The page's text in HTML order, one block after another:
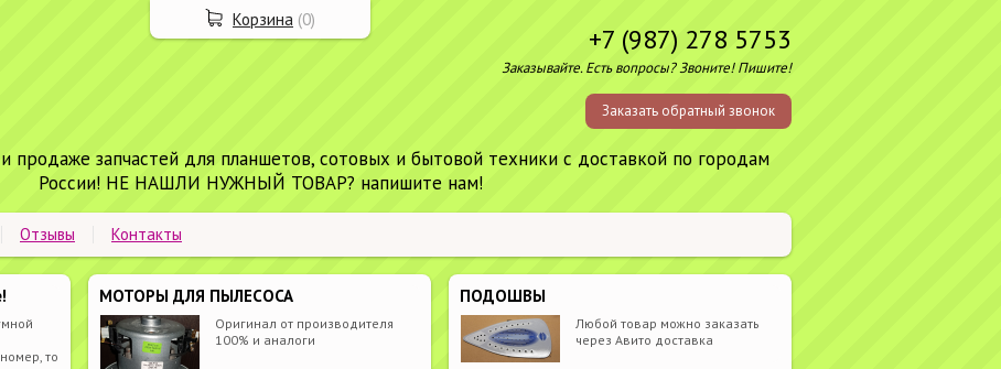
+7 (987) 278 5753
Заказывайте. Есть вопросы? Звоните! Пишите!
Заказать обратный звонок
продаже запчастей для планшетов, сотовых и бытовой техники с доставкой по городам
России! НЕ НАШЛИ НУЖНЫЙ ТОВАР? напишите нам!
Отзывы Контакты
то
МОТОРЫ ДЛЯ ПЫЛЕСОСА
Оригинал от производителя
100% и аналоги
ПОДОШВЫ
Любой товар можно заказать
через Авито доставка
Корзина (0)